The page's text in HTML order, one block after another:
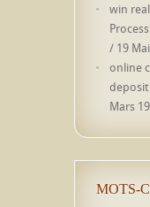
win
/ 19
online
deposit
Mars
MOTS-